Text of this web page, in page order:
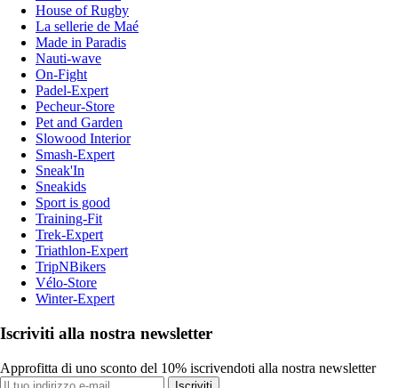
House of Rugby
La sellerie de Maé
Made in Paradis
Nauti-wave
On-Fight
Padel-Expert
Pecheur-Store
Pet and Garden
Slowood Interior
Smash-Expert
Sneak'In
Sneakids
Sport is good
Training-Fit
Trek-Expert
Triathlon-Expert
TripNBikers
Vélo-Store
Winter-Expert
Iscriviti alla nostra newsletter
Approfitta di uno sconto del 10% iscrivendoti alla nostra newsletter